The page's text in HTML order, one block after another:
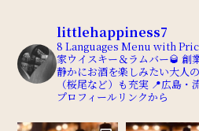
littlehappiness7
8 Languages Menu with
家ウイスキー＆ラムバー🥃 創
静かにお酒を楽しみたい大人
（桜尾など）も充実 📍広島・
プロフィールリンクから